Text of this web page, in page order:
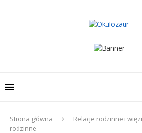
Strona główna Relacje rodzinne i więzi
rodzinne